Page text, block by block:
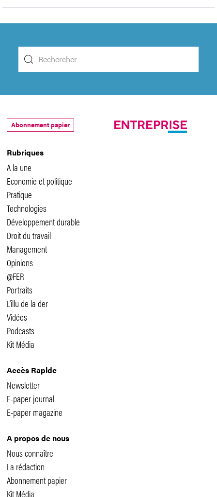
Rubriques
A la une
Economie et politique
Pratique
Technologies
Développement durable
Droit du travail
Management
Opinions
@FER
Portraits
L'illu de la der
Vidéos
Podcasts
Kit Média
Accès Rapide
Newsletter
E-paper journal
E-paper magazine
A propos de nous
Nous connaître
La rédaction
Abonnement papier
Kit Média
Abonnement papier